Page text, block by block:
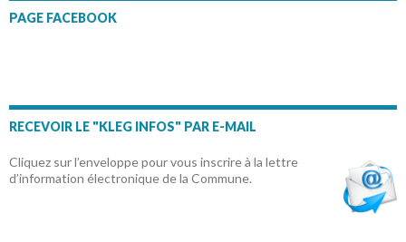
PAGE FACEBOOK
RECEVOIR LE "KLEG INFOS" PAR E-MAIL
Cliquez sur l’enveloppe pour vous inscrire à la lettre
d’information électronique de la Commune.